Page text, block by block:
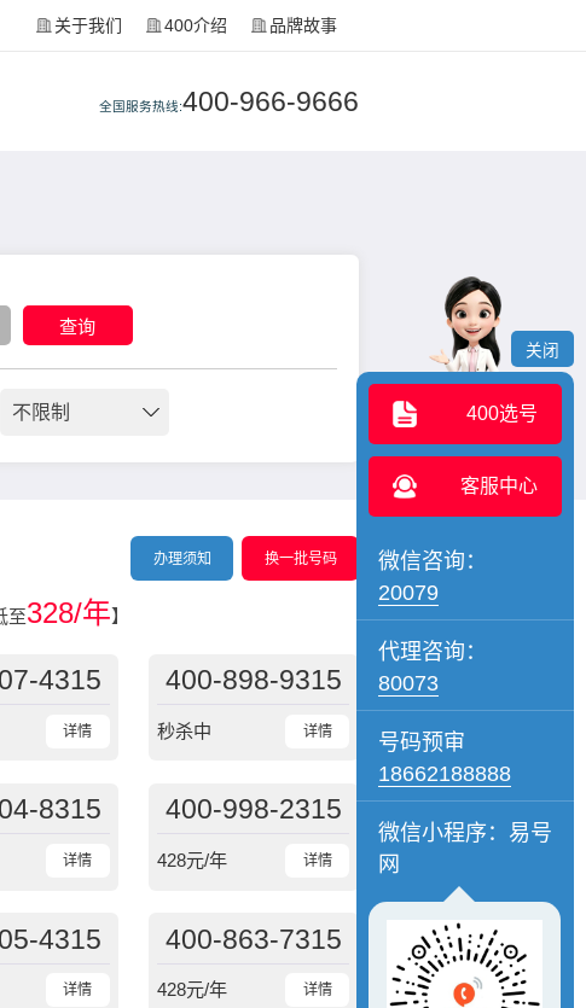
关于我们 400介绍 品牌故事
全国服务热线:400-966-9666
查询
不限制
办理须知 换一批号码
至328/年】
4315
详情
400-898-9315
详情
秒杀中
8315
详情
400-998-2315
详情
428元/年
4315
详情
400-863-7315
详情
428元/年
关闭
400选号
客服中心
微信咨询：
20079
代理咨询：
80073
号码预审
18662188888
微信小程序：易号
网